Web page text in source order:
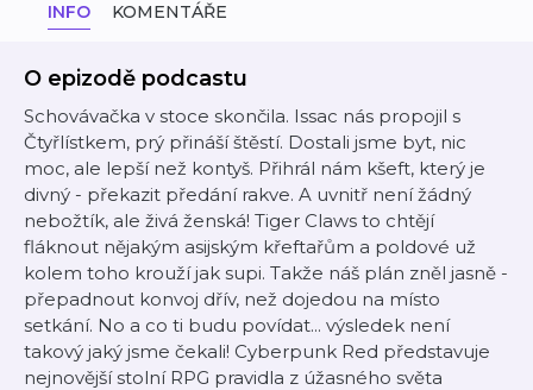
INFO KOMENTÁŘE
O epizodě podcastu
Schovávačka v stoce skončila. Issac nás propojil s
Čtyřlístkem, prý přináší štěstí. Dostali jsme byt, nic
moc, ale lepší než kontyš. Přihrál nám kšeft, který je
divný - překazit předání rakve. A uvnitř není žádný
nebožtík, ale živá ženská! Tiger Claws to chtějí
fláknout nějakým asijským křeftařům a poldové už
kolem toho krouží jak supi. Takže náš plán zněl jasně -
přepadnout konvoj dřív, než dojedou na místo
setkání. No a co ti budu povídat... výsledek není
takový jaký jsme čekali! Cyberpunk Red představuje
nejnovější stolní RPG pravidla z úžasného světa